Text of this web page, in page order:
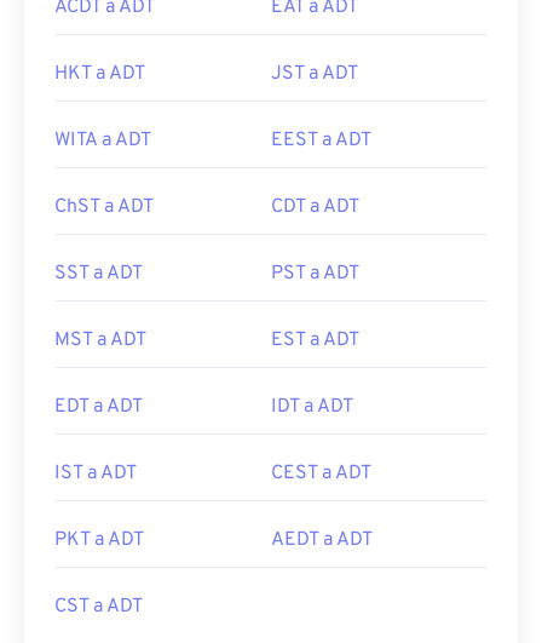
ACDT a ADT EAT a ADT
HKT a ADT JST a ADT
WITA a ADT EEST a ADT
ChST a ADT CDT a ADT
SST a ADT PST a ADT
MST a ADT EST a ADT
EDT a ADT IDT a ADT
IST a ADT CEST a ADT
PKT a ADT AEDT a ADT
CST a ADT